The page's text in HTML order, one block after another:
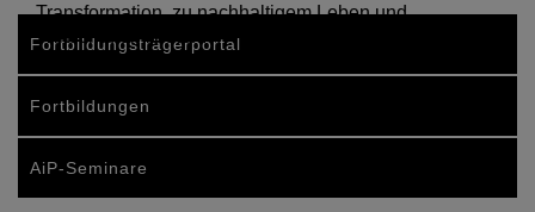
Transformation, zu nachhaltigem Leben und
Wirtschaften leisten.
Fortbildungsträgerportal
Fortbildungen
AiP-Seminare